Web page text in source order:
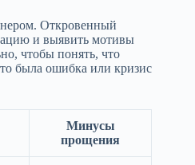
Откровенный
и выявить мотивы
чтобы понять, что
была ошибка или кризис
Минусы
прощения